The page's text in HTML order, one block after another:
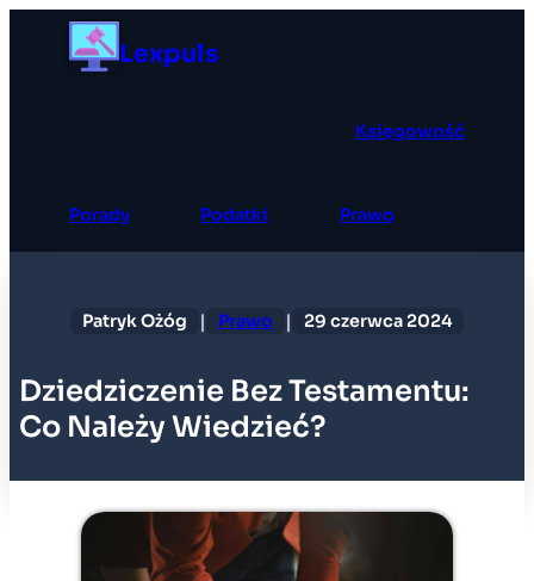
Przejdź
Lexpuls
Księgowość
Porady Podatki Prawo
Patryk Ożóg | Prawo | 29 czerwca 2024
Dziedziczenie Bez Testamentu:
Co Należy Wiedzieć?